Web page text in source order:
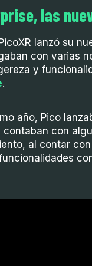
las
lanzó su
con varias
y
.
año, Pico
contaban con
al contar